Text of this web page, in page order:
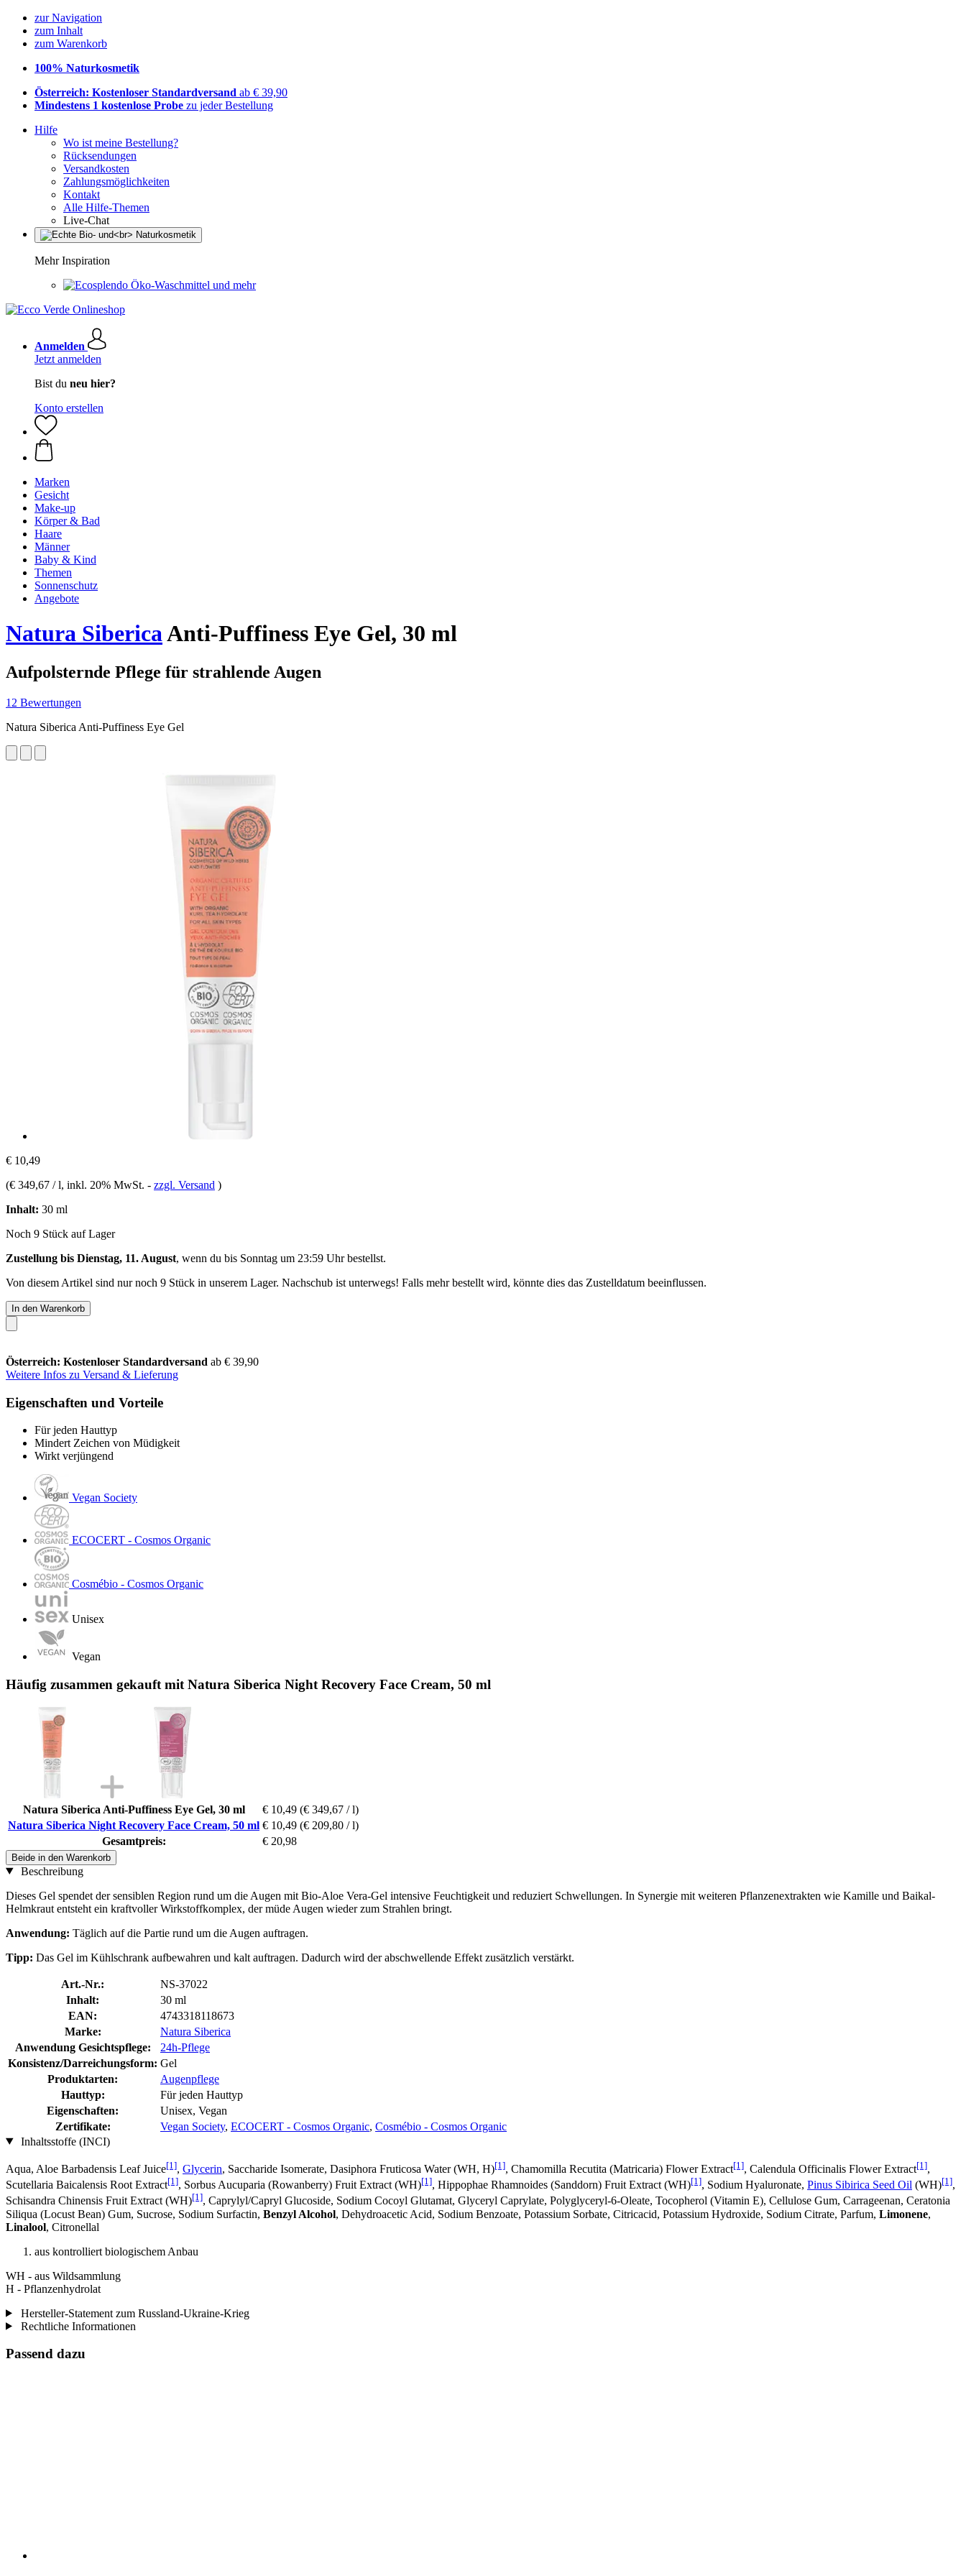
zur Navigation
zum Inhalt
zum Warenkorb
100% Naturkosmetik
Österreich: Kostenloser Standardversand ab € 39,90
Mindestens 1 kostenlose Probe zu jeder Bestellung
Hilfe
Wo ist meine Bestellung?
Rücksendungen
Versandkosten
Zahlungsmöglichkeiten
Kontakt
Alle Hilfe-Themen
Live-Chat
Mehr Inspiration
Öko-Waschmittel und mehr
Anmelden
Jetzt anmelden
Bist du neu hier?
Konto erstellen
Marken
Gesicht
Make-up
Körper & Bad
Haare
Männer
Baby & Kind
Themen
Sonnenschutz
Angebote
Natura SibericaAnti-Puffiness Eye Gel, 30 ml
Aufpolsternde Pflege für strahlende Augen
12 Bewertungen
Natura Siberica Anti-Puffiness Eye Gel
€ 10,49
(€ 349,67 / l, inkl. 20% MwSt. - zzgl. Versand )
Inhalt: 30 ml
Noch 9 Stück auf Lager
Zustellung bis Dienstag, 11. August, wenn du bis Sonntag um 23:59 Uhrbestellst.
Von diesem Artikel sind nur noch 9 Stück in unserem Lager. Nachschub ist unterwegs! Falls mehr bestellt wird, könnte dies das Zustelldatum beeinflussen.
In den Warenkorb
Österreich: Kostenloser Standardversand ab € 39,90
Weitere Infos zu Versand & Lieferung
Eigenschaften und Vorteile
Für jeden Hauttyp
Mindert Zeichen von Müdigkeit
Wirkt verjüngend
Vegan Society
ECOCERT - Cosmos Organic
Cosmébio - Cosmos Organic
Unisex
Vegan
Häufig zusammen gekauft mit Natura Siberica Night Recovery Face Cream, 50 ml
Natura Siberica Anti-Puffiness Eye Gel, 30 ml € 10,49 (€ 349,67 / l)
Natura Siberica Night Recovery Face Cream, 50 ml € 10,49 (€ 209,80 / l)
Gesamtpreis:
€ 20,98
Beide in den Warenkorb
Beschreibung
Dieses Gel spendet der sensiblen Region rund um die Augen mit Bio-Aloe Vera-Gel intensive Feuchtigkeit und reduziert Schwellungen. In Synergie mit weiteren Pflanzenextrakten wie Kamille und Baikal-
Helmkraut entsteht ein kraftvoller Wirkstoffkomplex, der müde Augen wieder zum Strahlen bringt.
Anwendung: Täglich auf die Partie rund um die Augen auftragen.
Tipp: Das Gel im Kühlschrank aufbewahren und kalt auftragen. Dadurch wird der abschwellende Effekt zusätzlich verstärkt.
Art.-Nr.:
NS-37022
Inhalt:
30 ml
EAN:
4743318118673
Marke:
Natura Siberica
Anwendung Gesichtspflege:
24h-Pflege
Konsistenz/Darreichungsform: Gel
Produktarten:
Augenpflege
Hauttyp:
Für jeden Hauttyp
Eigenschaften:
Unisex, Vegan
Zertifikate:
Vegan Society, ECOCERT - Cosmos Organic, Cosmébio - Cosmos Organic
Inhaltsstoffe (INCI)
Aqua, Aloe Barbadensis Leaf Juice[1], Glycerin, Saccharide Isomerate, Dasiphora Fruticosa Water (WH, H)[1], Chamomilla Recutita (Matricaria) Flower Extract[1], Calendula Officinalis Flower Extract[1],
Scutellaria Baicalensis Root Extract[1], Sorbus Aucuparia (Rowanberry) Fruit Extract (WH)[1], Hippophae Rhamnoides (Sanddorn) Fruit Extract (WH)[1], Sodium Hyaluronate, Pinus Sibirica Seed Oil (WH)[1],
Schisandra Chinensis Fruit Extract (WH)[1], Caprylyl/Capryl Glucoside, Sodium Cocoyl Glutamat, Glyceryl Caprylate, Polyglyceryl-6-Oleate, Tocopherol (Vitamin E), Cellulose Gum, Carrageenan, Ceratonia
Siliqua (Locust Bean) Gum, Sucrose, Sodium Surfactin, Benzyl Alcohol, Dehydroacetic Acid, Sodium Benzoate, Potassium Sorbate, Citricacid, Potassium Hydroxide, Sodium Citrate, Parfum, Limonene,
Linalool, Citronellal
aus kontrolliert biologischem Anbau
WH - aus Wildsammlung
H - Pflanzenhydrolat
Hersteller-Statement zum Russland-Ukraine-Krieg
Rechtliche Informationen
Passend dazu